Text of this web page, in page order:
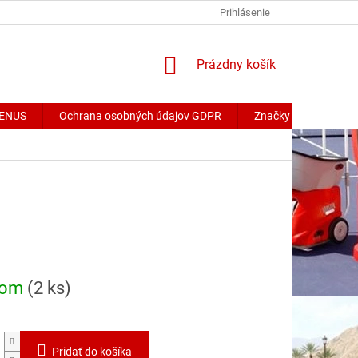
Prihlásenie
NÁKUPNÝ
Prázdny košík
Ochrana osobných údajov GDPR Značky
(2 ks)
Pridať do košíka